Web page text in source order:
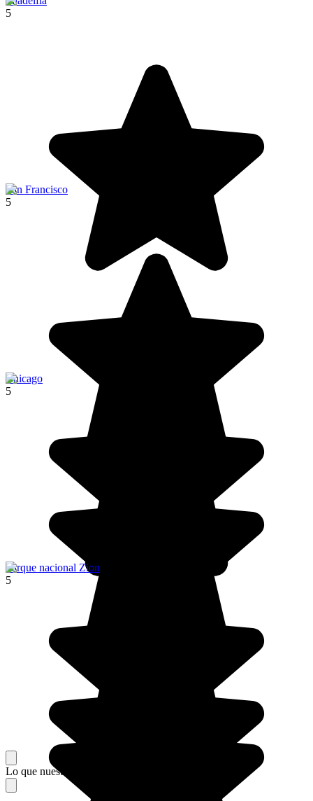
5
San Francisco
5
Chicago
5
Parque nacional Zion
5
Lo que nuestros viajeros piensan de su estancia